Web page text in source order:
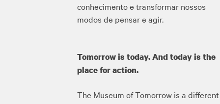
conhecimento e transformar nossos
modos de pensar e agir.
Tomorrow is today. And today is the
place for action.
The Museum of Tomorrow is a different